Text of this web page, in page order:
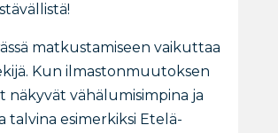
matkustamiseen vaikuttaa
Kun ilmastonmuutoksen
näkyvät vähälumisimpina ja
talvina esimerkiksi Etelä-